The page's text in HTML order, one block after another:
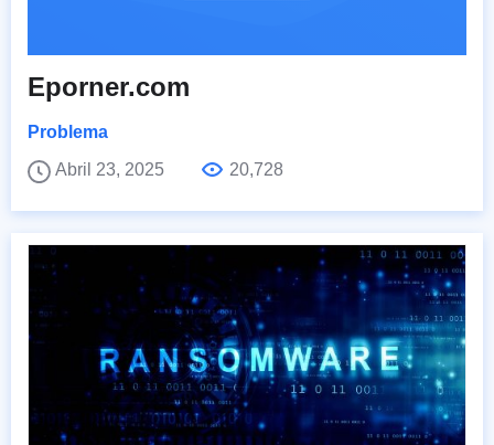
Eporner.com
Problema
Abril 23, 2025
20,728